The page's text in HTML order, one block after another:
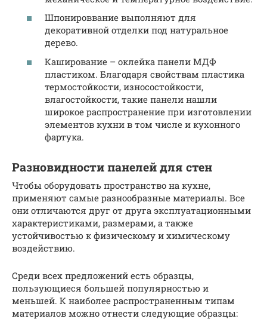
Шпонироввание выполняют для
декоративной отделки под натуральное
дерево.
Каширование – оклейка панели МДФ
пластиком. Благодаря свойствам пластика
термостойкости, износостойкости,
влагостойкости, такие панели нашли
широкое распространение при изготовлении
элементов кухни в том числе и кухонного
фартука.
Разновидности панелей для стен
Чтобы оборудовать пространство на кухне,
применяют самые разнообразные материалы. Все
они отличаются друг от друга эксплуатационными
характеристиками, размерами, а также
устойчивостью к физическому и химическому
воздействию.
Среди всех предложений есть образцы,
пользующиеся большей популярностью и
меньшей. К наиболее распространенным типам
материалов можно отнести следующие образцы: